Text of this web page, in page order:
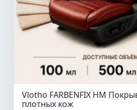
Vlotho FARBENFIX HM
плотных кож